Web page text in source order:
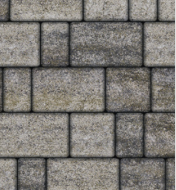
+7 (3452) 600-302
Телефон
zakaz@kedr.agency
E-mail